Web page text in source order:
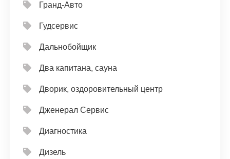
Гранд-Авто
Гудсервис
Дальнобойщик
Два капитана, сауна
Дворик, оздоровительный центр
Дженерал Сервис
Диагностика
Дизель